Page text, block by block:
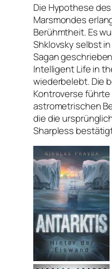
Die Hypothese
Marsmondes
Berühmtheit. Es
Shklovsky selbst
Sagan
Intelligent Life in
wiederbelebt. Die
Kontroverse
astrometrischen
die die
Sharpless